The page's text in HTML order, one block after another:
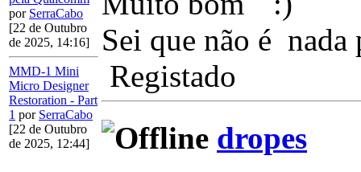
por SerraCabo
[22 de Outubro
de 2025, 14:16]
MMD-1 Mini
Micro Designer
Restoration - Part
1 por SerraCabo
[22 de Outubro
de 2025, 12:44]
Sei que não é
Registado
dropes